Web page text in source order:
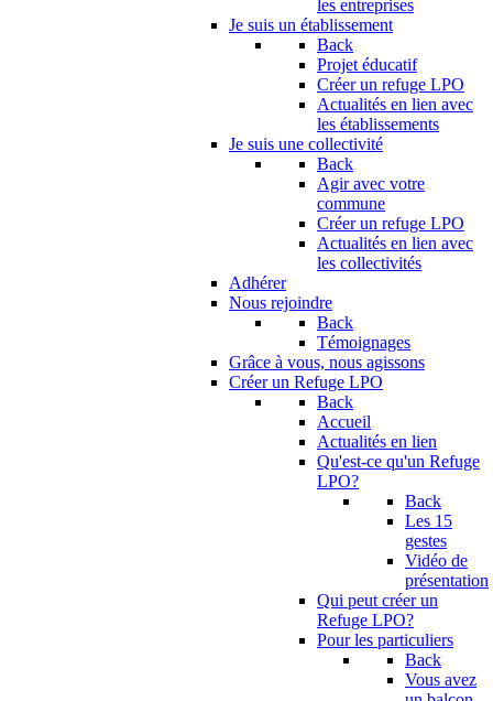
les entreprises
Je suis un établissement
Back
Projet éducatif
Créer un refuge LPO
Actualités en lien avec
les établissements
Je suis une collectivité
Back
Agir avec votre
commune
Créer un refuge LPO
Actualités en lien avec
les collectivités
Adhérer
Nous rejoindre
Back
Témoignages
Grâce à vous, nous agissons
Créer un Refuge LPO
Back
Accueil
Actualités en lien
Qu'est-ce qu'un Refuge
LPO?
Back
Les 15
gestes
Vidéo de
présentation
Qui peut créer un
Refuge LPO?
Pour les particuliers
Back
Vous avez